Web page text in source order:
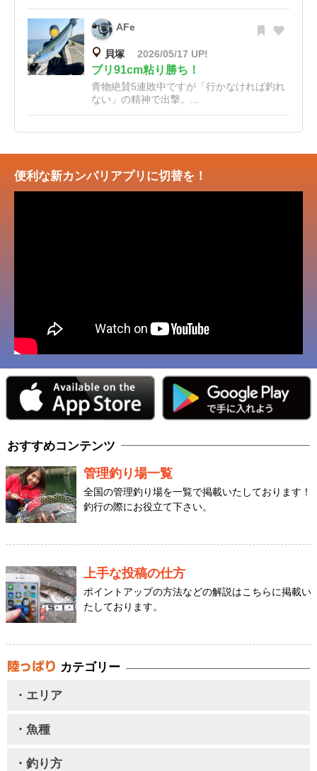
AFe
貝塚 2026/05/17 UP!
ブリ91cm粘り勝ち！
青物絶賛5連敗中ですが「行かなければ釣れ
ない」の精神で出撃。...
便利な新カンパリアプリに切替を！
おすすめコンテンツ
管理釣り場一覧
全国の管理釣り場を一覧で掲載いたしております！
釣行の際にお役立て下さい。
上手な投稿の仕方
ポイントアップの方法などの解説はこちらに掲載い
たしております。
カテゴリー
・エリア
・魚種
・釣り方